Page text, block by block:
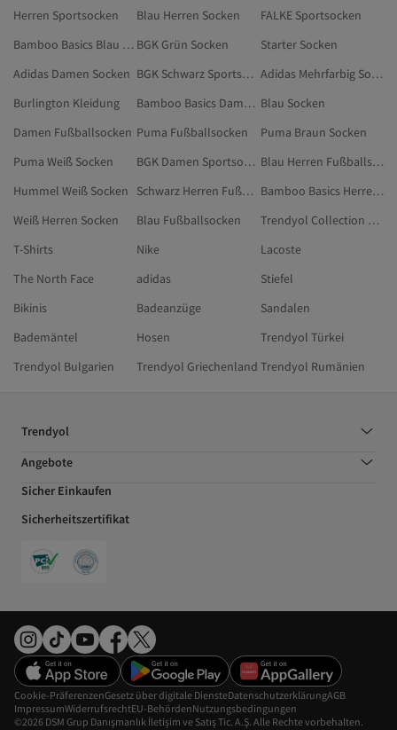
Herren Sportsocken
Blau Herren Socken
FALKE Sportsocken
Bamboo Basics Blau Socken BGK Grün Socken
Starter Socken
Adidas Damen Socken
BGK Schwarz Sportsocken
Adidas Mehrfarbig Socken
Burlington Kleidung
Bamboo Basics Damen Socken Blau Socken
Damen Fußballsocken Puma Fußballsocken
Puma Braun Socken
Puma Weiß Socken
BGK Damen Sportsocken
Blau Herren Fußballsocken
Hummel Weiß Socken
Schwarz Herren Fußballsocken
Bamboo Basics Herren Socken
Weiß Herren Socken
Blau Fußballsocken
Trendyol Collection Socken
T-Shirts
Nike
Lacoste
The North Face
adidas
Stiefel
Bikinis
Badeanzüge
Sandalen
Bademäntel
Hosen
Trendyol Türkei
Trendyol Bulgarien
Trendyol Griechenland Trendyol Rumänien
Trendyol
Angebote
Sicher Einkaufen
Sicherheitszertifikat
©2026 DSM Grup Danışmanlık İletişim ve Satış Tic. A.Ş. Alle Rechte vorbehalten.
Cookie-PräferenzenGesetz über digitale DiensteDatenschutzerklärungAGB
ImpressumWiderrufsrechtEU-BehördenNutzungsbedingungen